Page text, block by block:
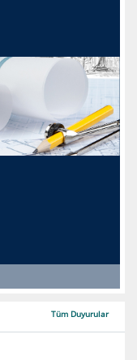
Tüm Duyurular